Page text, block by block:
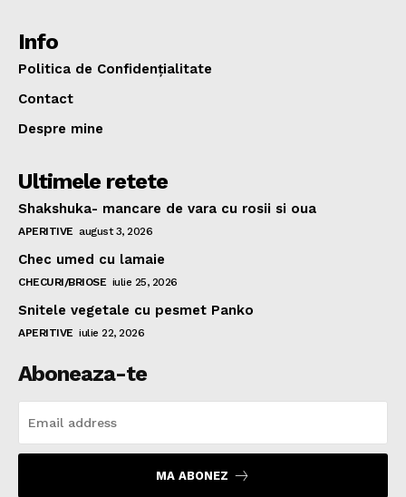
Info
Politica de Confidențialitate
Contact
Despre mine
Ultimele retete
Shakshuka- mancare de vara cu rosii si oua
APERITIVE august 3, 2026
Chec umed cu lamaie
CHECURI/BRIOSE iulie 25, 2026
Snitele vegetale cu pesmet Panko
APERITIVE iulie 22, 2026
Aboneaza-te
MA ABONEZ